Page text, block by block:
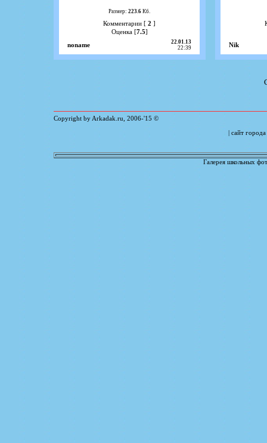
Размер: 223.6 Кб.
Комментарии [ 2 ]
Оценка [7.5]
noname
22.01.13
22:39
Nik
Copyright by Arkadak.ru, 2006-'15 ©
| сайт города
Галерея школьных